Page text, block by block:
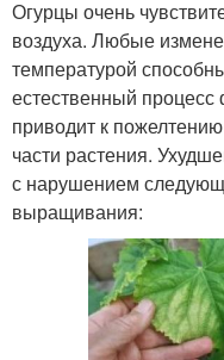
Огурцы очень
воздуха. Любые
температурой
естественный процесс
приводит к
части растения.
с нарушением
выращивания: